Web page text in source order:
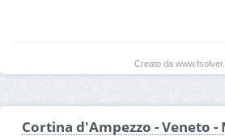
Creato da
Cortina d'Ampezzo - Veneto -